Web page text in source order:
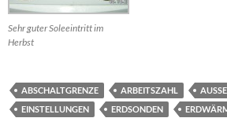
Sehr guter Soleeintritt im
Herbst
ABSCHALTGRENZE ARBEITSZAHL
EINSTELLUNGEN
ERDSONDEN